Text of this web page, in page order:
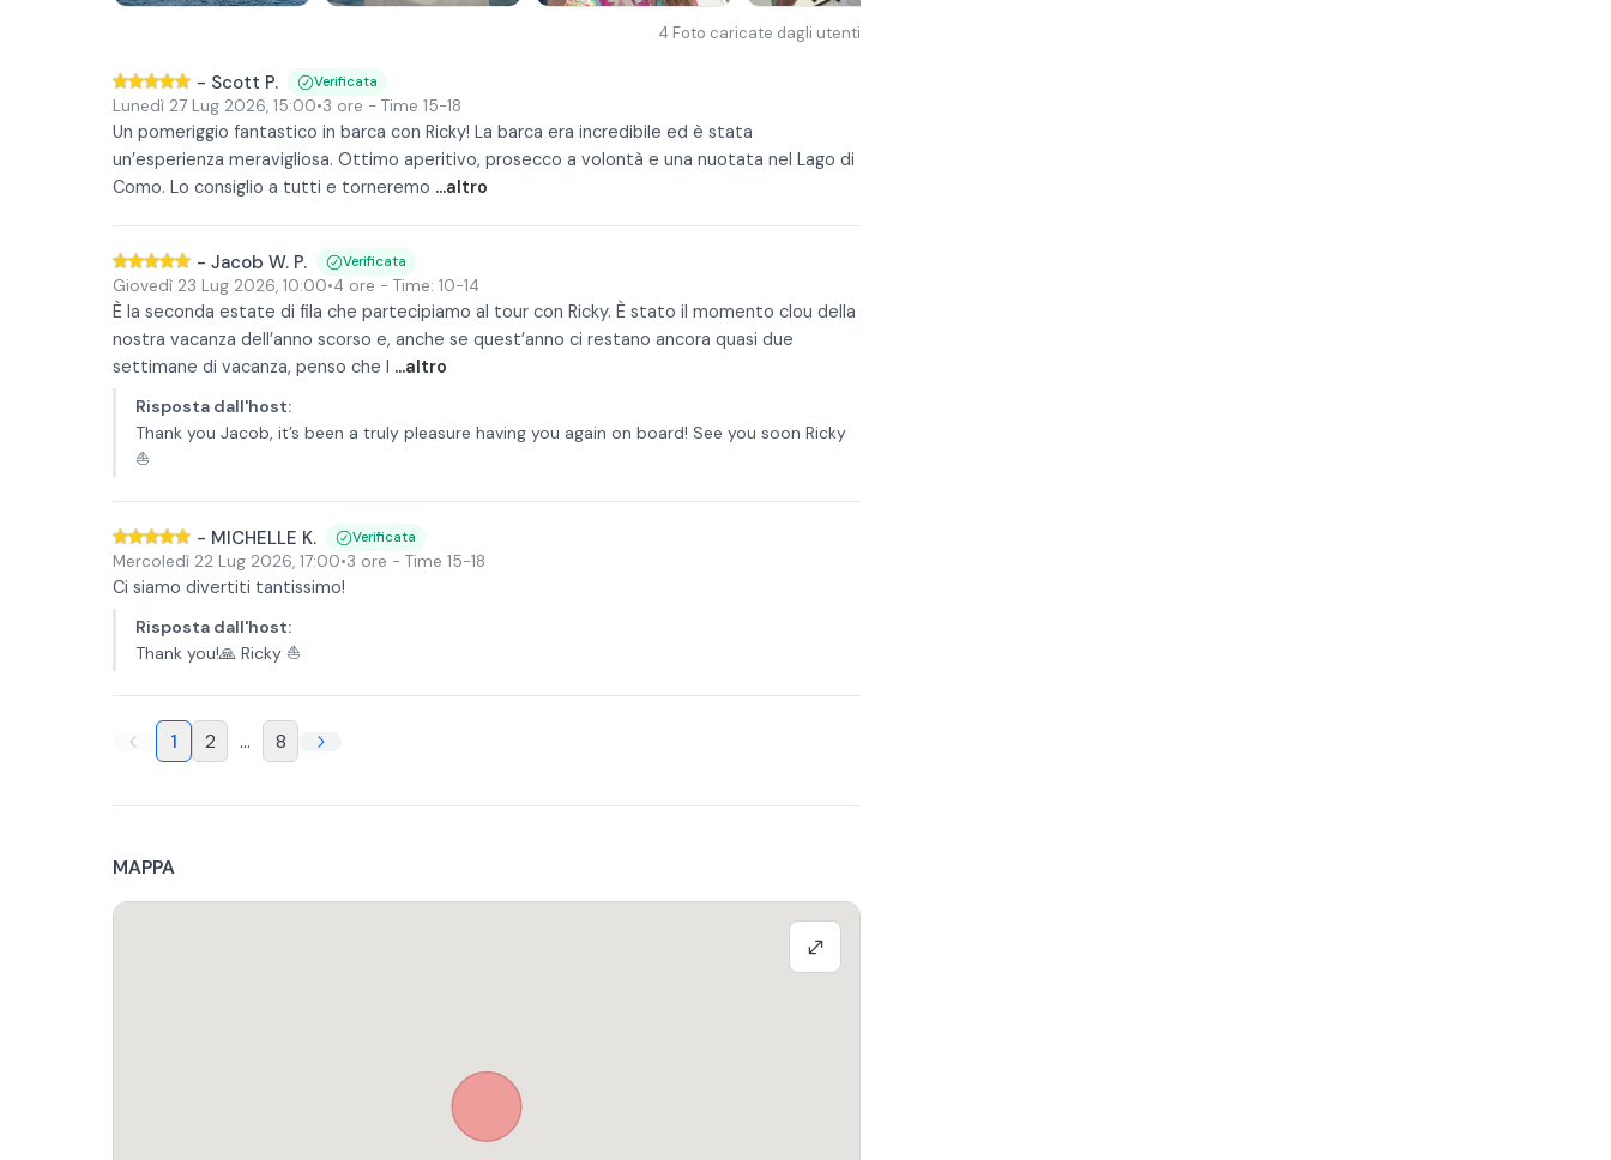
4 Foto caricate dagli utenti
- Scott P. Verificata
Lunedì 27 Lug 2026, 15:00•3 ore - Time 15-18
Un pomeriggio fantastico in barca con Ricky! La barca era incredibile ed è stata
un’esperienza meravigliosa. Ottimo aperitivo, prosecco a volontà e una nuotata nel Lago di
Como. Lo consiglio a tutti e torneremo ...altro
- Jacob W. P. Verificata
Giovedì 23 Lug 2026, 10:00•4 ore - Time: 10-14
È la seconda estate di fila che partecipiamo al tour con Ricky. È stato il momento clou della
nostra vacanza dell’anno scorso e, anche se quest’anno ci restano ancora quasi due
settimane di vacanza, penso che l ...altro
Risposta dall'host:
Thank you Jacob, it’s been a truly pleasure having you again on board! See you soon Ricky
⛵️
- MICHELLE K. Verificata
Mercoledì 22 Lug 2026, 17:00•3 ore - Time 15-18
Ci siamo divertiti tantissimo!
Risposta dall'host:
Thank you!🙏 Ricky ⛵️
1 2 ... 8
MAPPA